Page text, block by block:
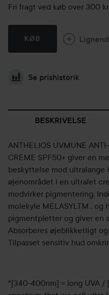
Fri fragt ved køb over 300
KØB
Se prishistorik
BESKRIVELSE
ANTHELIOS UVMUNE
CREME SPF50+ giver en
beskyttelse mod ultralange
øjenområdet i en ultralet
modvirker pigmentering.
molekyle MELASYLTM ,
pigmentpletter og giver en
Absorberes øjeblikketligt
Tilpasset sensitiv hud
*[340-400nm] = long UVA